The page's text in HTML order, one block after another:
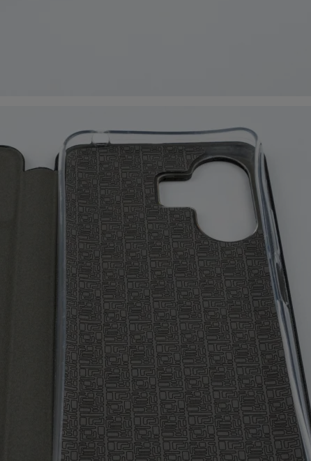
Чехол для POCO C65
книжкой AT (темно-зеленый)
Зарядное устройство
Havit UC303 30W Dual
руб/мес
Микрофонная система
Miru MIC001
1.88руб/мес